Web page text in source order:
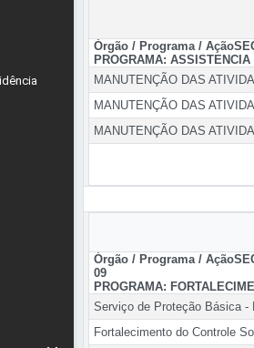
Órgão / Programa / Ação
PROGRAMA:
MANUTENÇÃO DAS
MANUTENÇÃO DAS
MANUTENÇÃO DAS
Órgão / Programa / Ação
09
PROGRAMA:
Serviço de Proteção Básica -
Fortalecimento do Controle